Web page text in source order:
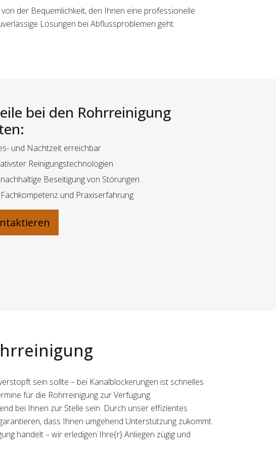
der Bequemlichkeit, den Ihnen eine professionelle
Lösungen bei Abflussproblemen geht.
bei den Rohrreinigung
und Nachtzeit erreichbar
Reinigungstechnologien
Beseitigung von Störungen
und Praxiserfahrung
sein sollte – bei Kanalblockerungen ist schnelles
für die Rohrreinigung zur Verfügung.
bei Ihnen zur Stelle sein. Durch unser effizientes
dass Ihnen umgehend Unterstützung zukommt.
handelt – wir erledigen Ihre{r} Anliegen zügig und